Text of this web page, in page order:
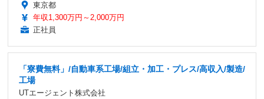
東京都
年収1,300万円～2,000万円
正社員
「寮費無料」/自動車系工場/組立・加工・プレス/高収入/製造/
工場
UTエージェント株式会社